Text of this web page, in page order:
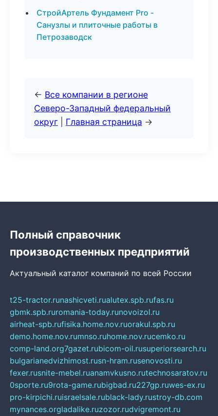
СтройАртель Фундамент Pro -
Санузлы и плиточные работы в
Петрозаводск
← Все компании в регионе
Северо-Западный федеральный
округ
Главная страница →
Полный справочник
производственных предприятий
Актуальный каталог компаний по всей России
t25-tractor.runashicveti.rualutex.spb.rufas.ru
gbmk.spb.ruromania-today.runovoizol.ru
airheat-spb.rufisika.home.nov.ruorakul.spb.ru
demo.home.nov.rumnso.ruhome.nov.rucemko.ru
comp-land.org7gazet.rubicom-oil.rusuperiorsearch.ru
bulgarianedvizhimost.rusn-hram.rusenovosti.ru
fexer.rusnite-mebel.ruanamvkusno.rutechnosaratov.ru
0sporte.ru9rota-game.rubigbad.ru227gp.ruwes-ex.ru
pro-kirpichi.ruisraelsale.rublack-lady.rustroy-db.com
mynances.orgladalike.ruzozor.rudvigremont.ru